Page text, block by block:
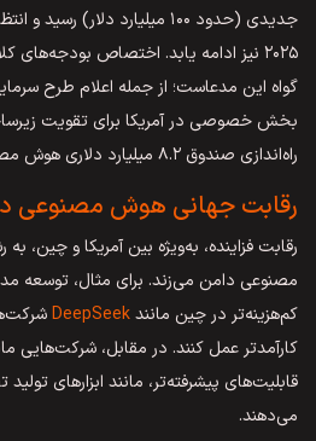
جدیدی (حدود ۱۰۰ میلیارد دلار)
۲۰۲۵ نیز ادامه یابد. اختصاص
بخش خصوصی در آمریکا برای تقویت
راه‌اندازی صندوق ۸.۲ میلیارد دلاری هوش مصنوعی در چین.
رقابت جهانی هوش مصنوعی
رقابت فزاینده، به‌ویژه بین آمریکا و چین،
مصنوعی دامن می‌زند. برای مثال،
کم‌هزینه‌تر در چین مانندDeepSeek
کارآمدتر عمل کنند. در مقابل، شرکت‌هایی
قابلیت‌های پیشرفته‌تر، مانند ابزارهای
می‌دهند.